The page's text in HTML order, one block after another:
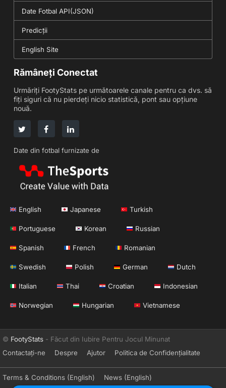
Date Fotbal API(JSON)
Predicții
English Site
Rămâneți Conectat
Urmăriți FootyStats pe următoarele canale pentru ca dvs. să
fiți siguri că nu pierdeți nicio statistică, pont sau opțiune
nouă.
Date din fotbal furnizate de
English Japanese Turkish
Portuguese Korean Russian
Spanish French Romanian
Swedish Polish German Dutch
Italian Thai Croatian Indonesian
Norwegian Hungarian Vietnamese
© FootyStats - Făcut din Iubire Pentru Jocul Minunat
Contactați-ne
Despre Ajutor Politica de Confidențialitate
Terms & Conditions (English) News (English)